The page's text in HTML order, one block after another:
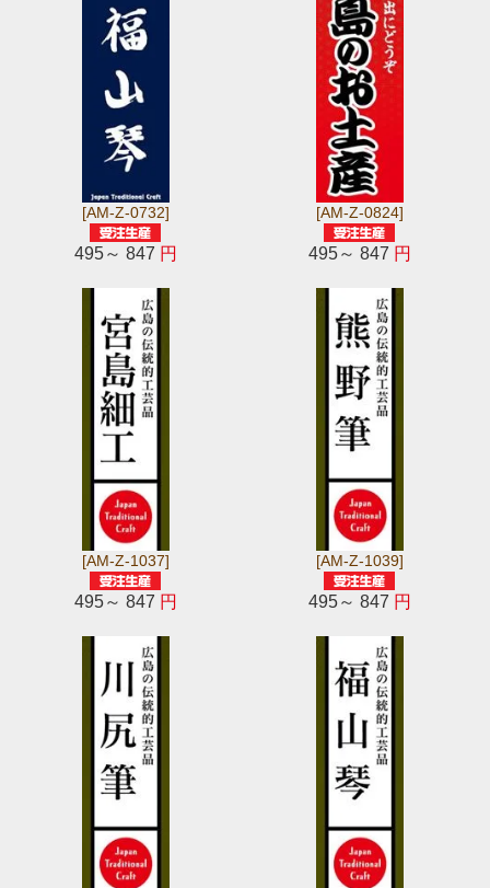
[AM-Z-0732]
495～ 847 円
[AM-Z-0824]
495～ 847 円
[AM-Z-1037]
495～ 847 円
[AM-Z-1039]
495～ 847 円